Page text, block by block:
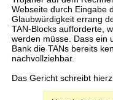
Webseite durch Eingabe
Glaubwürdigkeit errang
TAN-Blocks aufforderte,
werden müsse. Dass ein
Bank die TANs bereits
nachvollziehbar.
Das Gericht schreibt